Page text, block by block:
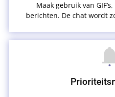
Maak gebruik van
berichten. De chat wordt